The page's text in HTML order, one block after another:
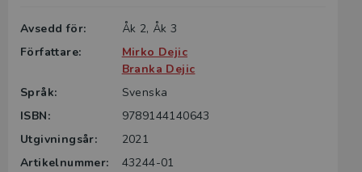
Avsedd för:
Åk 2, Åk 3
Författare:
Mirko Dejic
Branka Dejic
Språk:
Svenska
ISBN:
9789144140643
Utgivningsår:
2021
Artikelnummer:
43244-01